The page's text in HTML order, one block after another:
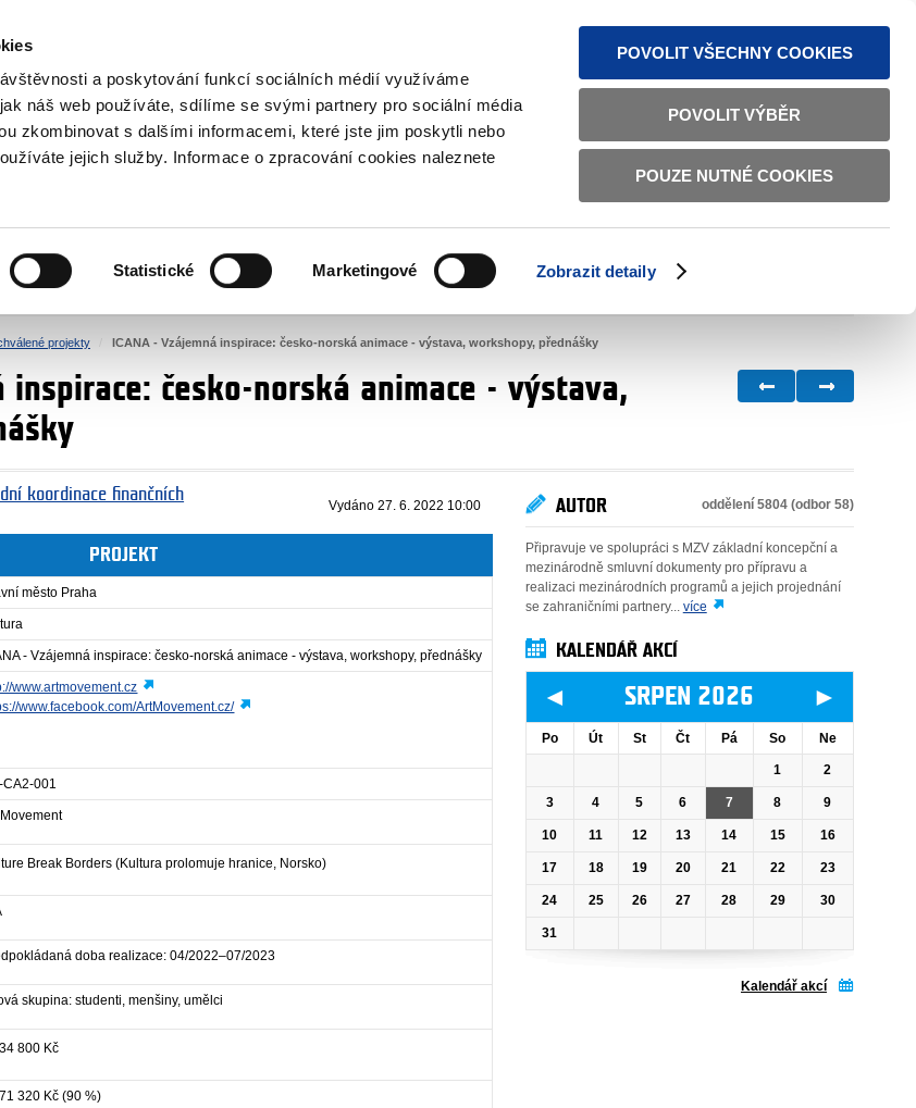
a poskytování funkcí sociálních médií využíváme
náš web používáte, sdílíme se svými partnery pro sociální média
zkombinovat s dalšími informacemi, které jste jim poskytli nebo
jejich služby. Informace o zpracování cookies naleznete
Statistické Marketingové Zobrazit detaily
POVOLIT VŠECHNY COOKIES
POVOLIT VÝBĚR
POUZE NUTNÉ COOKIES
TEXTOVÁ VERZE ČESKY ENGLISH
LIDSKÁ PRÁVA SPRAVEDLNOST VNITŘNÍ VĚCI BILATERÁLNÍ SPOLUPRÁCE
projekty ICANA - Vzájemná inspirace: česko-norská animace - výstava, workshopy, přednášky
inspirace: česko-norská animace - výstava,
koordinace finančních
Vydáno 27. 6. 2022 10:00
PROJEKT
město Praha
- Vzájemná inspirace: česko-norská animace - výstava, workshopy, přednášky
www.artmovement.cz
www.facebook.com/ArtMovement.cz/
CA2-001
Break Borders (Kultura prolomuje hranice, Norsko)
doba realizace: 04/2022–07/2023
skupina: studenti, menšiny, umělci
800 Kč
320 Kč (90 %)
AUTOR oddělení 5804 (odbor 58)
Připravuje ve spolupráci s MZV základní koncepční a
mezinárodně smluvní dokumenty pro přípravu a
realizaci mezinárodních programů a jejich projednání
se zahraničními partnery... více
KALENDÁŘ AKCÍ
◄ SRPEN 2026 ►
Po Út St Čt Pá So Ne
1 2
3 4 5 6 7 8 9
10 11 12 13 14 15 16
17 18 19 20 21 22 23
24 25 26 27 28 29 30
31
Kalendář akcí